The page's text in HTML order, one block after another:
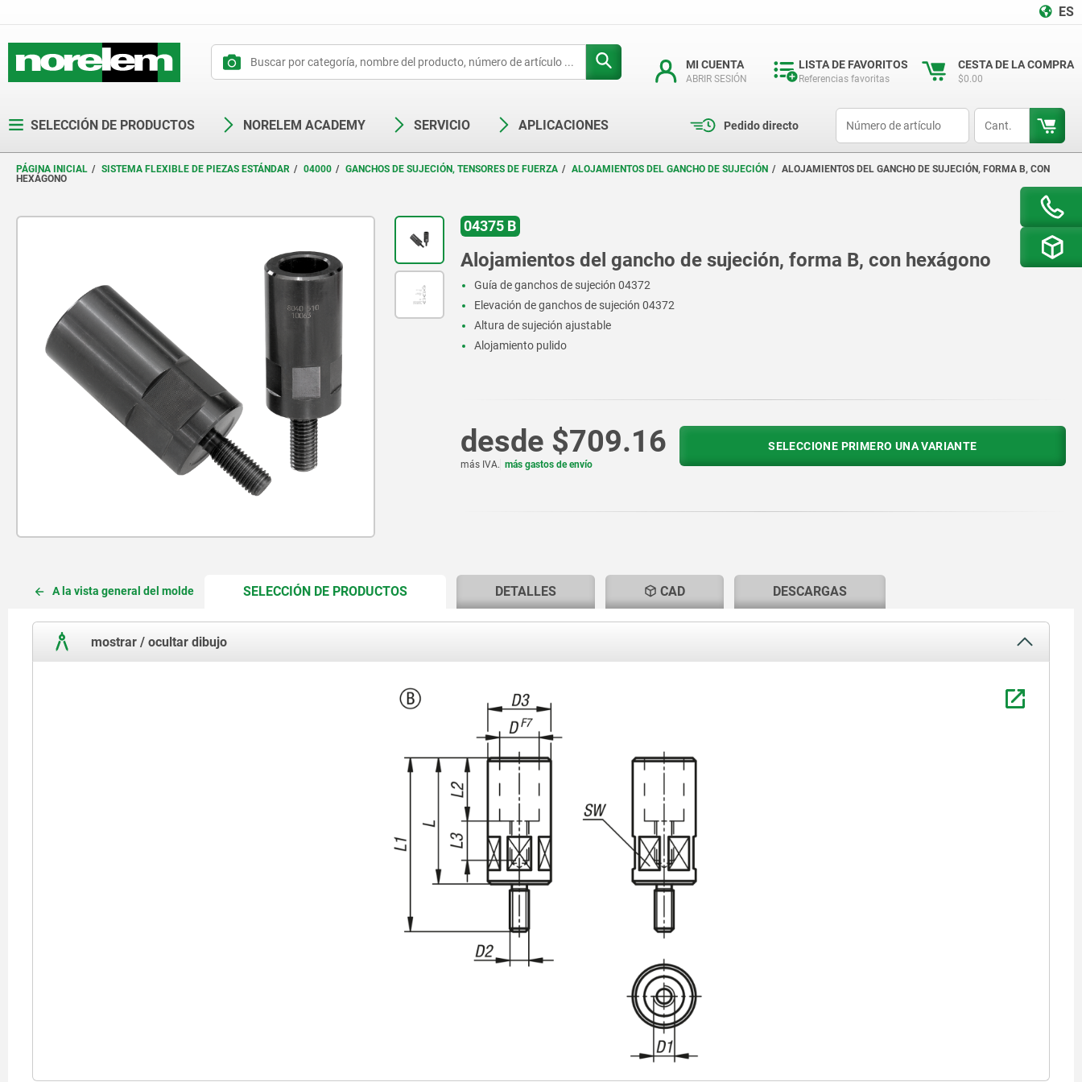
ES
MI CUENTA
ABRIR SESIÓN
LISTA DE FAVORITOS
Referencias favoritas
CESTA DE LA COMPRA
$0.00
SELECCIÓN DE PRODUCTOS NORELEM ACADEMY SERVICIO APLICACIONES Pedido directo
PÁGINA INICIAL SISTEMA FLEXIBLE DE PIEZAS ESTÁNDAR 04000 GANCHOS DE SUJECIÓN, TENSORES DE FUERZA ALOJAMIENTOS DEL GANCHO DE SUJECIÓN
ALOJAMIENTOS DEL GANCHO DE SUJECIÓN, FORMA B, CON
HEXÁGONO
04375 B
Alojamientos del gancho de sujeción, forma B, con hexágono
Guía de ganchos de sujeción 04372
Elevación de ganchos de sujeción 04372
Altura de sujeción ajustable
Alojamiento pulido
desde $709.16
más IVA. más gastos de envío
SELECCIONE PRIMERO UNA VARIANTE
A la vista general del molde SELECCIÓN DE PRODUCTOSCURRENT
CURRENT
DETALLES CAD DESCARGAS
mostrar / ocultar dibujo